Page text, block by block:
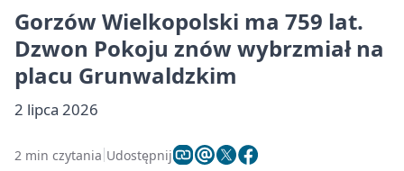
Gorzów Wielkopolski ma 759 lat.
Dzwon Pokoju znów wybrzmiał na
placu Grunwaldzkim
2 lipca 2026
2 min czytania Udostępnij